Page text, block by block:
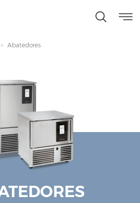
Abatedores